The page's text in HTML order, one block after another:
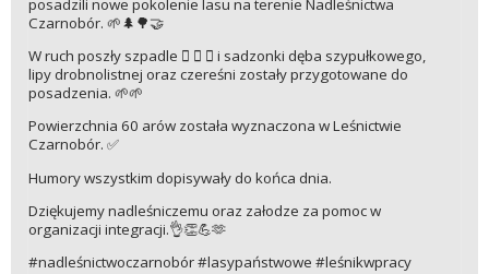
posadzili nowe pokolenie lasu na terenie Nadleśnictwa
Czarnobór. 🌱🌲🌳🤝
W ruch poszły szpadle 🪏 🪏 🪏 i sadzonki dęba szypułkowego,
lipy drobnolistnej oraz czereśni zostały przygotowane do
posadzenia. 🌱🌱
Powierzchnia 60 arów została wyznaczona w Leśnictwie
Czarnobór. ✅
Humory wszystkim dopisywały do końca dnia.
Dziękujemy nadleśniczemu oraz załodze za pomoc w
organizacji integracji.👌👏💪🫶
#nadleśnictwoczarnobór #lasypaństwowe #leśnikwpracy